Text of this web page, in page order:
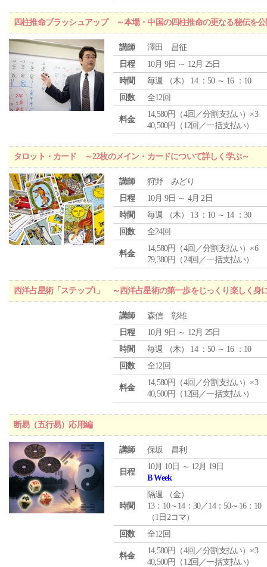
四柱推命ブラッシュアップ ～本場・中国の四柱推命の更なる秘伝を
講師
澤田 昌征
日程
10月 9日 ～ 12月 25日
時間
毎週 （木） 14 ：50 ～ 16 ：10
回数
全12回
料金
14,580円（4回／分割支払い）×3
40,500円（12回／一括支払い）
タロット・カード ～22枚のメイン・カードについて詳しく学ぶ～
講師
狩野 みどり
日程
10月 9日 ～ 4月 2日
時間
毎週 （木） 13 ：10 ～ 14 ：30
回数
全24回
料金
14,580円（4回／分割支払い）×6
79,380円（24回／一括支払い）
西洋占星術「ステップ1」 ～西洋占星術の第一歩をじっくり楽しく身
講師
森信 彰雄
日程
10月 9日 ～ 12月 25日
時間
毎週 （木） 14 ：50 ～ 16 ：10
回数
全12回
料金
14,580円（4回／分割支払い）×3
40,500円（12回／一括支払い）
断易（五行易）応用編
講師 保坂 昌利
日程
10月 10日 ～ 12月 19日
B Week
時間
隔週 （金）
13：10～14：30／14：50～16：10
（1日2コマ）
回数
全12回
料金
14,580円（4回／分割支払い）×3
40,500円（12回／一括支払い）